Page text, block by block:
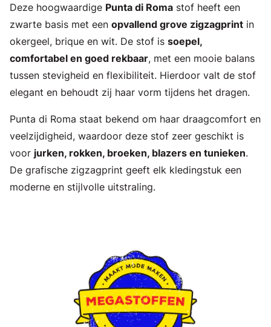
Deze hoogwaardige Punta di Roma stof heeft een
zwarte basis met een opvallend grove zigzagprint in
okergeel, brique en wit. De stof is soepel,
comfortabel en goed rekbaar, met een mooie balans
tussen stevigheid en flexibiliteit. Hierdoor valt de stof
elegant en behoudt zij haar vorm tijdens het dragen.
Punta di Roma staat bekend om haar draagcomfort en
veelzijdigheid, waardoor deze stof zeer geschikt is
voor jurken, rokken, broeken, blazers en tunieken.
De grafische zigzagprint geeft elk kledingstuk een
moderne en stijlvolle uitstraling.